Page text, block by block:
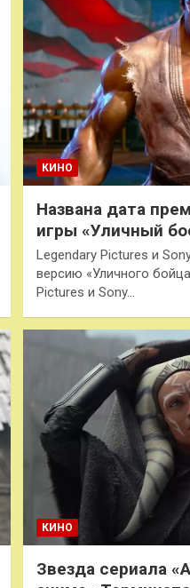
КИНО
Названа дата
игры «Уличный
Legendary Pictures и
версию «Уличного
Pictures и Sony…
КИНО
Звезда сериала